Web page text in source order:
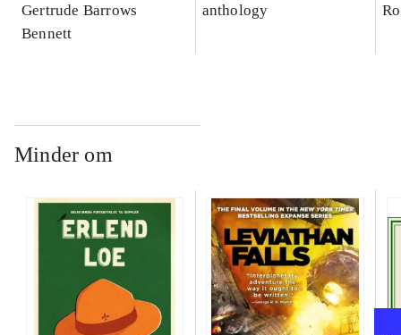
Gertrude Barrows
Bennett
anthology
Minder om